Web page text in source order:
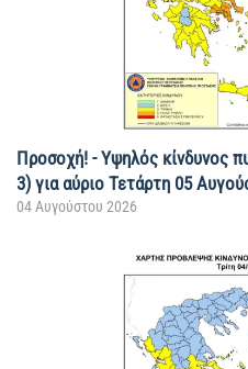
Προσοχή! - Υψηλός κίνδυνος
3) για αύριο Τετάρτη 05
04 Αυγούστου 2026